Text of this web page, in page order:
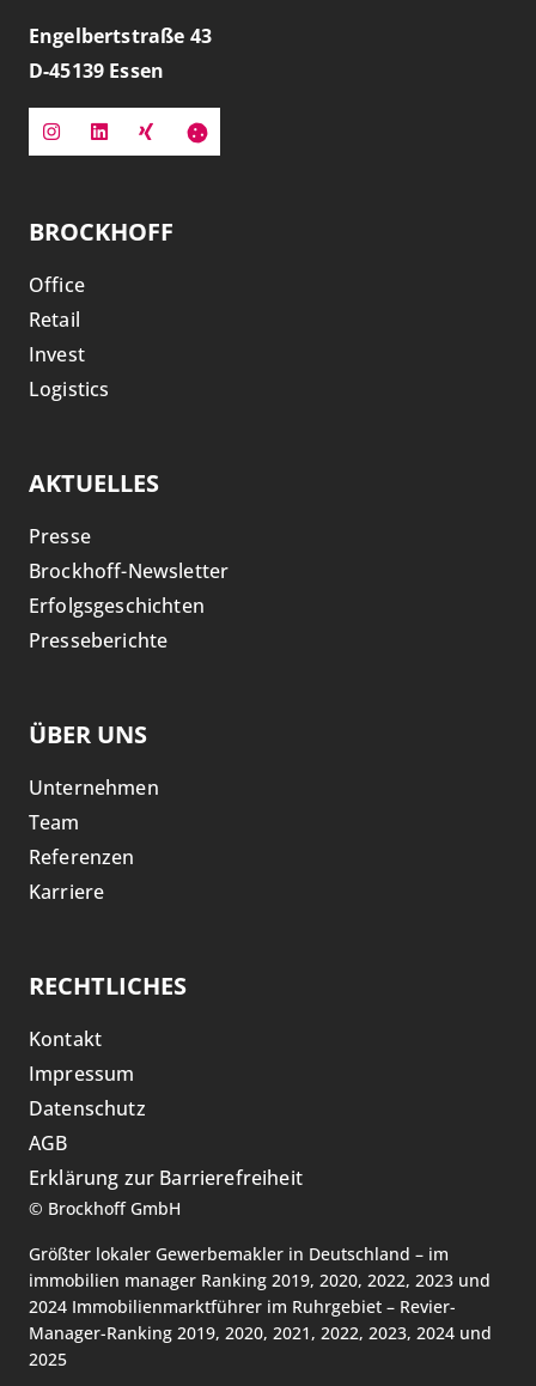
Engelbertstraße 43
D-45139 Essen
BROCKHOFF
Office
Retail
Invest
Logistics
AKTUELLES
Presse
Brockhoff-Newsletter
Erfolgsgeschichten
Presseberichte
ÜBER UNS
Unternehmen
Team
Referenzen
Karriere
RECHTLICHES
Kontakt
Impressum
Datenschutz
AGB
Erklärung zur Barrierefreiheit
© Brockhoff GmbH
Größter lokaler Gewerbemakler in Deutschland – im
immobilien manager Ranking 2019, 2020, 2022, 2023 und
2024 Immobilienmarktführer im Ruhrgebiet – Revier-
Manager-Ranking 2019, 2020, 2021, 2022, 2023, 2024 und
2025